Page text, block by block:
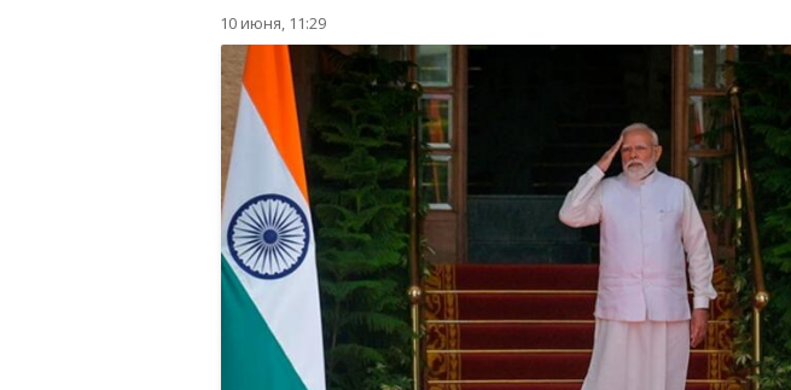
10 июня, 11:29